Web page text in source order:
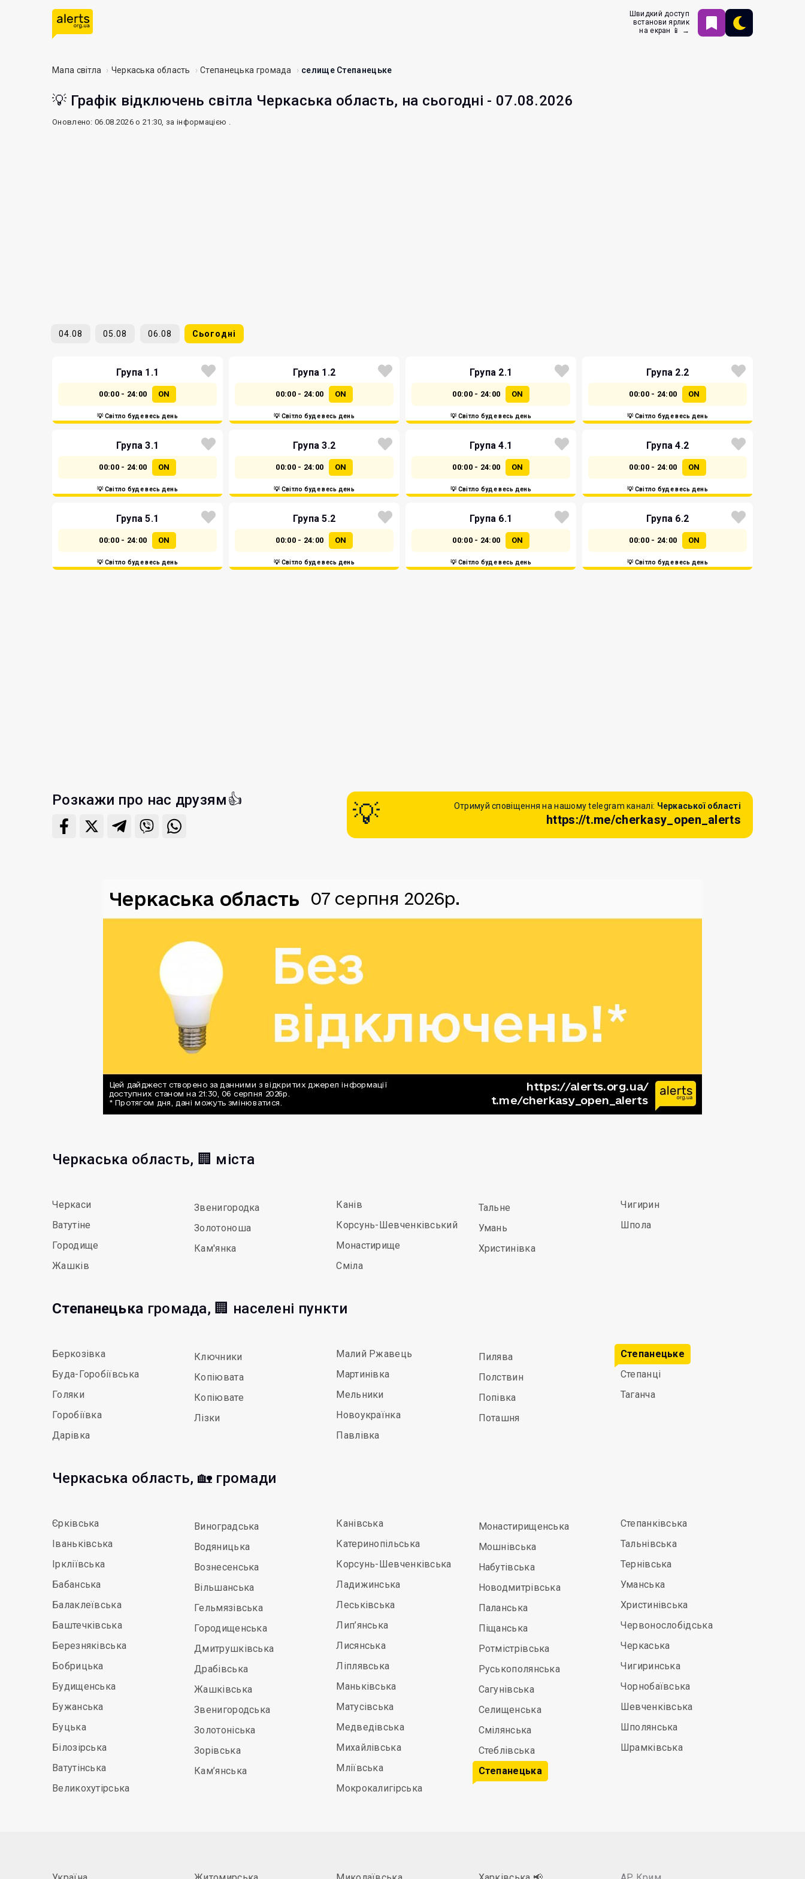
Швидкий доступ
встанови ярлик
на екран 📱 →
Мапа світла Черкаська область Степанецька громада селище Степанецьке
💡 Графік відключень світла Черкаська область, на сьогодні - 07.08.2026
Оновлено: 06.08.2026 о 21:30, за інформацією .
04.08 05.08 06.08 Сьогодні
Група 1.1
00:00 - 24:00 ON
💡 Світло буде весь день
Група 1.2
00:00 - 24:00 ON
💡 Світло буде весь день
Група 2.1
00:00 - 24:00 ON
💡 Світло буде весь день
Група 2.2
00:00 - 24:00 ON
💡 Світло буде весь день
Група 3.1
00:00 - 24:00 ON
💡 Світло буде весь день
Група 3.2
00:00 - 24:00 ON
💡 Світло буде весь день
Група 4.1
00:00 - 24:00 ON
💡 Світло буде весь день
Група 4.2
00:00 - 24:00 ON
💡 Світло буде весь день
Група 5.1
00:00 - 24:00 ON
💡 Світло буде весь день
Група 5.2
00:00 - 24:00 ON
💡 Світло буде весь день
Група 6.1
00:00 - 24:00 ON
💡 Світло буде весь день
Група 6.2
00:00 - 24:00 ON
💡 Світло буде весь день
Розкажи про нас друзям👍 Отримуй сповіщення на нашому telegram каналі: Черкаської області
https://t.me/cherkasy_open_alerts
Черкаська область, 🏢 міста
Черкаси
Ватутіне
Городище
Жашків
Звенигородка
Золотоноша
Кам'янка
Канів
Корсунь-Шевченківський
Монастирище
Сміла
Тальне
Умань
Христинівка
Чигирин
Шпола
Степанецька громада, 🏢 населені пункти
Беркозівка
Буда-Горобіївська
Голяки
Горобіївка
Дарівка
Ключники
Копіювата
Копіювате
Лізки
Малий Ржавець
Мартинівка
Мельники
Новоукраїнка
Павлівка
Пилява
Полствин
Попівка
Поташня
Степанецьке
Степанці
Таганча
Черкаська область, 🏡 громади
Єрківська
Іваньківська
Іркліївська
Бабанська
Балаклеївська
Баштечківська
Березняківська
Бобрицька
Будищенська
Бужанська
Буцька
Білозірська
Ватутінська
Великохутірська
Виноградська
Водяницька
Вознесенська
Вільшанська
Гельмязівська
Городищенська
Дмитрушківська
Драбівська
Жашківська
Звенигородська
Золотоніська
Зорівська
Кам’янська
Канівська
Катеринопільська
Корсунь-Шевченківська
Ладижинська
Леськівська
Лип’янська
Лисянська
Ліплявська
Маньківська
Матусівська
Медведівська
Михайлівська
Мліївська
Мокрокалигірська
Монастирищенська
Мошнівська
Набутівська
Новодмитрівська
Паланська
Піщанська
Ротмістрівська
Руськополянська
Сагунівська
Селищенська
Смілянська
Стеблівська
Степанецька
Степанківська
Тальнівська
Тернівська
Уманська
Христинівська
Червонослобідська
Черкаська
Чигиринська
Чорнобаївська
Шевченківська
Шполянська
Шрамківська